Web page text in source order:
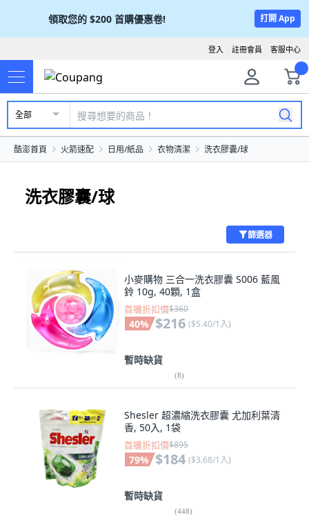
領取您的 $200 首購優惠卷! 打開 App
客服中心
註冊會員
登入
全部
酷澎首頁 火箭速配 日用/紙品 衣物清潔 洗衣膠囊/球
洗衣膠囊/球
篩選器
小麥購物 三合一洗衣膠囊 S006 藍風
鈴 10g, 40顆, 1盒
首購折扣價$360
40% $216 ($5.40/1入)
暫時缺貨
(8)
Shesler 超濃縮洗衣膠囊 尤加利葉清
香, 50入, 1袋
首購折扣價$895
79% $184 ($3.68/1入)
暫時缺貨
(448)